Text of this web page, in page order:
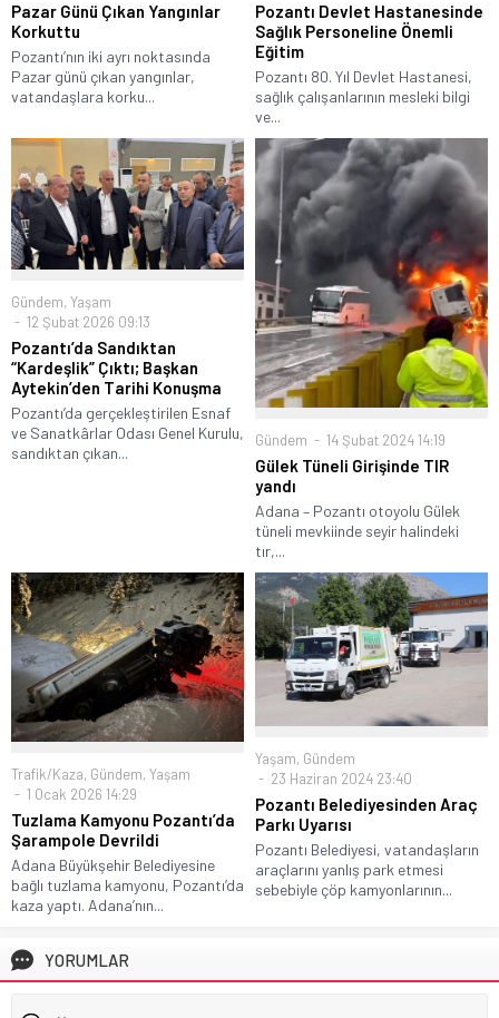
Pazar Günü Çıkan Yangınlar
Korkuttu
Pozantı’nın iki ayrı noktasında
Pazar günü çıkan yangınlar,
vatandaşlara korku...
Pozantı Devlet Hastanesinde
Sağlık Personeline Önemli
Eğitim
Pozantı 80. Yıl Devlet Hastanesi,
sağlık çalışanlarının mesleki bilgi
ve...
Gündem, Yaşam
12 Şubat 2026 09:13
Pozantı’da Sandıktan
“Kardeşlik” Çıktı; Başkan
Aytekin’den Tarihi Konuşma
Pozantı’da gerçekleştirilen Esnaf
ve Sanatkârlar Odası Genel Kurulu,
sandıktan çıkan...
Gündem 14 Şubat 2024 14:19
Gülek Tüneli Girişinde TIR
yandı
Adana – Pozantı otoyolu Gülek
tüneli mevkiinde seyir halindeki
tır,...
Trafik/Kaza, Gündem, Yaşam
1 Ocak 2026 14:29
Tuzlama Kamyonu Pozantı’da
Şarampole Devrildi
Adana Büyükşehir Belediyesine
bağlı tuzlama kamyonu, Pozantı’da
kaza yaptı. Adana’nın...
Yaşam, Gündem
23 Haziran 2024 23:40
Pozantı Belediyesinden Araç
Parkı Uyarısı
Pozantı Belediyesi, vatandaşların
araçlarını yanlış park etmesi
sebebiyle çöp kamyonlarının...
YORUMLAR